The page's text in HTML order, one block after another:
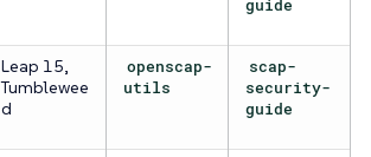
guide
Leap 15,
Tumblewee
d
openscap-
utils
scap-
security-
guide